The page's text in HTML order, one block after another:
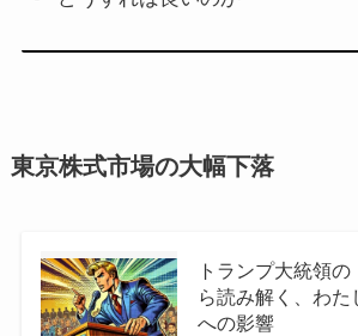
東京株式市場の大幅下落
トランプ大統領
ら読み解く、わた
への影響